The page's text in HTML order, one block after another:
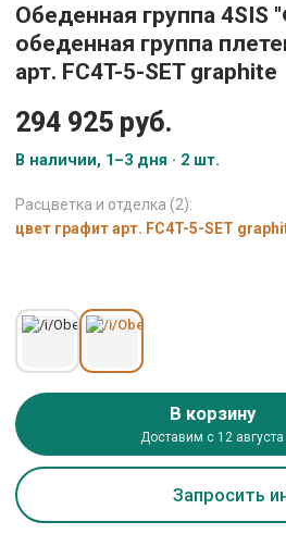
Обеденная группа 4SIS
обеденная группа
арт. FC4T-5-SET graphite
294 925 руб.
В наличии, 1–3 дня · 2 шт.
Расцветка и отделка (2):
цвет графит арт. FC4T-5-SET
В корзину
Доставим с 12 августа
Запросить